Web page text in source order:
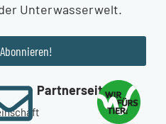
Unterwasserwelt.
Partnerseiten